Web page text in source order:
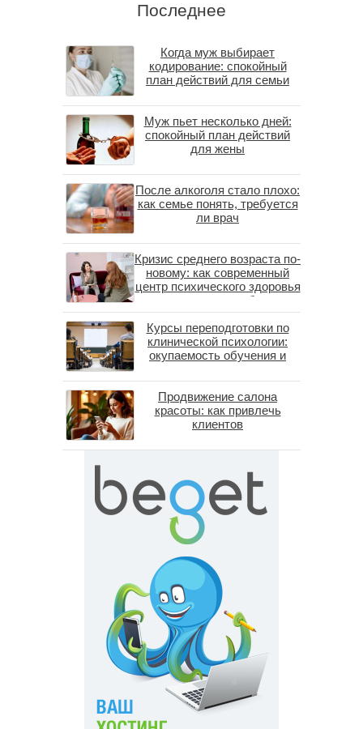
Последнее
Когда муж выбирает
кодирование: спокойный
план действий для семьи
Муж пьет несколько дней:
спокойный план действий
для жены
После алкоголя стало плохо:
как семье понять, требуется
ли врач
Кризис среднего возраста по-
новому: как современный
центр психического здоровья
помогает пересобрать
личность без таблеток
(методы ДПДГ и КПТ)
Курсы переподготовки по
клинической психологии:
окупаемость обучения и
специалистов в 2026 году
Продвижение салона
красоты: как привлечь
клиентов